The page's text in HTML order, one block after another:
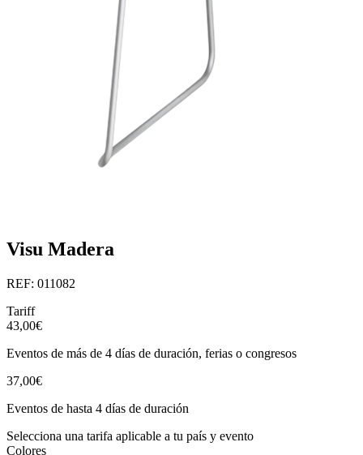
Visu Madera
REF: 011082
Tariff
43,00€
Eventos de más de 4 días de duración, ferias o congresos
37,00€
Eventos de hasta 4 días de duración
Selecciona una tarifa aplicable a tu país y evento
Colores